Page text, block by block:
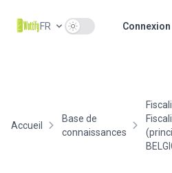
FR Use setting Connexion
Accueil
Base de
connaissances